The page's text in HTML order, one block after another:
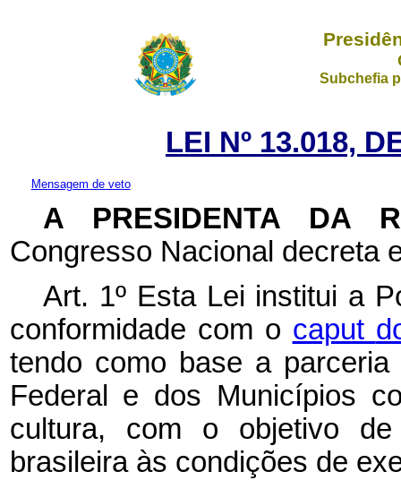
Subchefia
LEI Nº 13.018,
Mensagem de veto
A PRESIDENTA DA
Congresso Nacional decreta
Art. 1º Esta Lei institui a
conformidade com o caput
tendo como base a
Federal e dos Municípios
cultura, com o objetivo
brasileira às condições de